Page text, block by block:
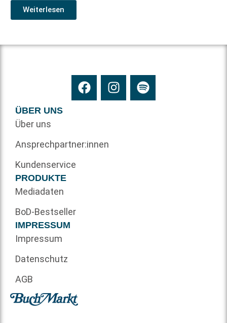
Weiterlesen
ÜBER UNS
Über uns
Ansprechpartner:innen
Kundenservice
PRODUKTE
Mediadaten
BoD-Bestseller
IMPRESSUM
Impressum
Datenschutz
AGB